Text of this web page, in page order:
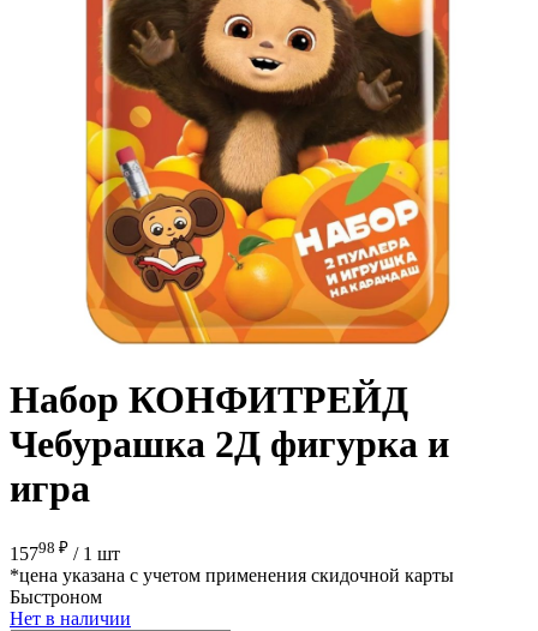
Набор КОНФИТРЕЙД
Чебурашка 2Д фигурка и
игра
15798 ₽ / 1 шт
*цена указана с учетом применения скидочной карты
Быстроном
Нет в наличии